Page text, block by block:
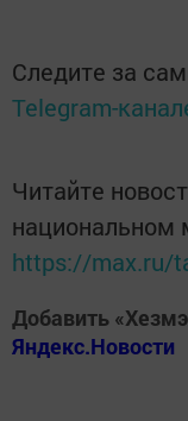
Следите за
Telegram-
Читайте
национальном
https://max.ru/
Добавить
Яндекс.Новости